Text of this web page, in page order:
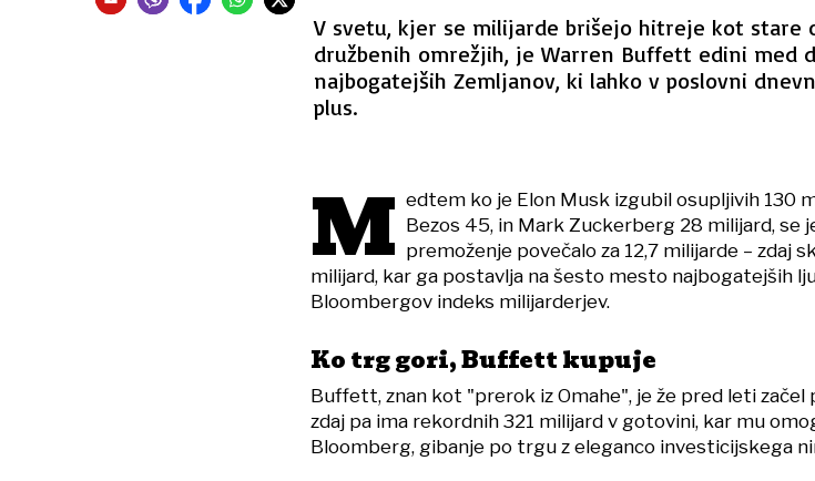
V svetu, kjer se milijarde brišejo hitreje kot stare
družbenih omrežjih, je Warren Buffett edini med
najbogatejših Zemljanov, ki lahko v poslovni
plus.
M edtem ko je Elon Musk izgubil osupljivih 130
Bezos 45, in Mark Zuckerberg 28 milijard, se
premoženje povečalo za 12,7 milijarde – zdaj
milijard, kar ga postavlja na šesto mesto najbogatejših
Bloombergov indeks milijarderjev.
Ko trg gori, Buffett kupuje
Buffett, znan kot "prerok iz Omahe", je že pred leti začel
zdaj pa ima rekordnih 321 milijard v gotovini, kar mu
Bloomberg, gibanje po trgu z eleganco investicijskega